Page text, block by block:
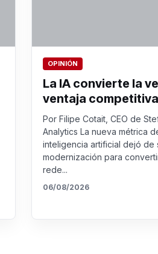
OPINIÓN
La IA convierte la
ventaja competitiva
Por Filipe Cotait, CEO de
Analytics La nueva métrica
inteligencia artificial dejó de
modernización para
rede...
06/08/2026